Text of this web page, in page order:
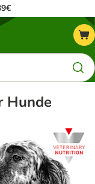
Hunde